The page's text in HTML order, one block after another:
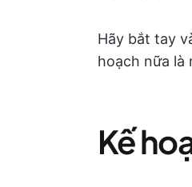
Hãy bắt tay
hoạch nữa là
Kế